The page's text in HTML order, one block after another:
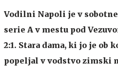
Vodilni Napoli je v
serie A v mestu pod
2:1. Stara dama, ki jo je ob
popeljal v vodstvo zimski